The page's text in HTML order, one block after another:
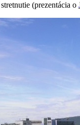
(prezentácia o